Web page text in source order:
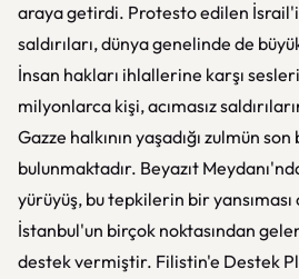
araya getirdi. Protesto edilen
saldırıları, dünya genelinde de
İnsan hakları ihlallerine karşı
milyonlarca kişi, acımasız
Gazze halkının yaşadığı zulmün
bulunmaktadır. Beyazıt
yürüyüş, bu tepkilerin bir
İstanbul'un birçok noktasından
destek vermiştir. Filistin'e Destek